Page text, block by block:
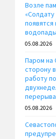
Возле
водопады
05.08.2026
Паром на
сторону
работу
перерыва
05.08.2026